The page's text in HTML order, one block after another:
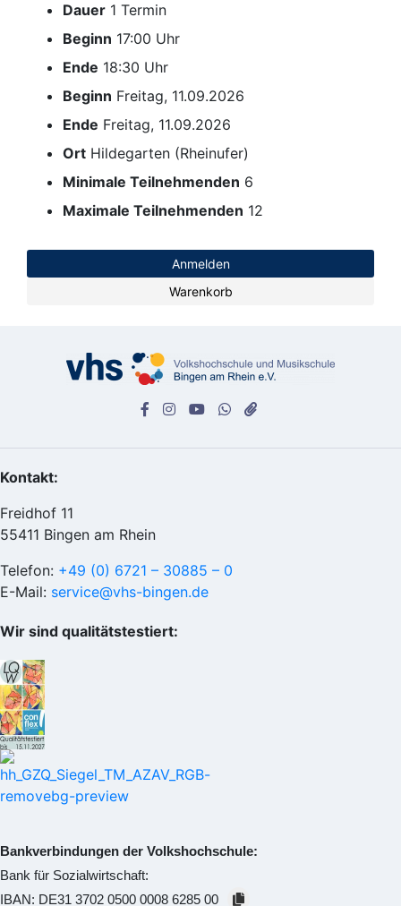
Dauer 1 Termin
Beginn 17:00 Uhr
Ende 18:30 Uhr
Beginn Freitag, 11.09.2026
Ende Freitag, 11.09.2026
Ort Hildegarten (Rheinufer)
Minimale Teilnehmenden 6
Maximale Teilnehmenden 12
Anmelden
Warenkorb
Kontakt:
Freidhof 11
55411 Bingen am Rhein
Telefon: +49 (0) 6721 – 30885 – 0
E-Mail: service@vhs-bingen.de
Wir sind qualitätstestiert:
Bankverbindungen der Volkshochschule:
Bank für Sozialwirtschaft:
IBAN: DE31 3702 0500 0008 6285 00